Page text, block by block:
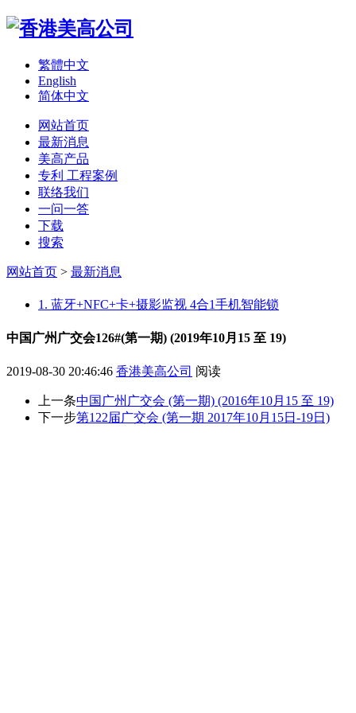
繁體中文
English
简体中文
网站首页
最新消息
美高产品
专利 工程案例
联络我们
一问一答
下载
搜索
网站首页 > 最新消息
1. 蓝牙+NFC+卡+摄影监视 4合1手机智能锁
中国广州广交会126#(第一期) (2019年10月15 至 19)
2019-08-30 20:46:46 香港美高公司 阅读
上一条中国广州广交会 (第一期) (2016年10月15 至 19)
下一步第122届广交会 (第一期 2017年10月15日-19日)